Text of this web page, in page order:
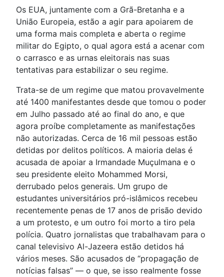
Os EUA, juntamente com a Grã-Bretanha e a
União Europeia, estão a agir para apoiarem de
uma forma mais completa e aberta o regime
militar do Egipto, o qual agora está a acenar com
o carrasco e as urnas eleitorais nas suas
tentativas para estabilizar o seu regime.
Trata-se de um regime que matou provavelmente
até 1400 manifestantes desde que tomou o poder
em Julho passado até ao final do ano, e que
agora proíbe completamente as manifestações
não autorizadas. Cerca de 16 mil pessoas estão
detidas por delitos políticos. A maioria delas é
acusada de apoiar a Irmandade Muçulmana e o
seu presidente eleito Mohammed Morsi,
derrubado pelos generais. Um grupo de
estudantes universitários pró-islâmicos recebeu
recentemente penas de 17 anos de prisão devido
a um protesto, e um outro foi morto a tiro pela
polícia. Quatro jornalistas que trabalhavam para o
canal televisivo Al-Jazeera estão detidos há
vários meses. São acusados de “propagação de
notícias falsas” — o que, se isso realmente fosse